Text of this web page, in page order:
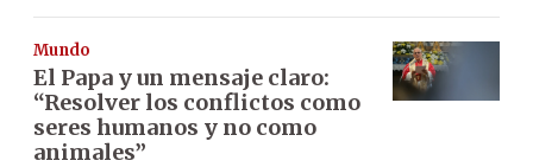
Mundo
El Papa y un mensaje claro:
“Resolver los conflictos como
seres humanos y no como
animales”